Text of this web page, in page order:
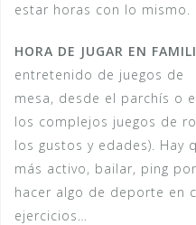
estar horas con lo mismo.
HORA DE JUGAR EN
entretenido de juegos de
mesa, desde el parchís o
los complejos juegos de
los gustos y edades). Hay
más activo, bailar, ping
hacer algo de deporte en
ejercicios…